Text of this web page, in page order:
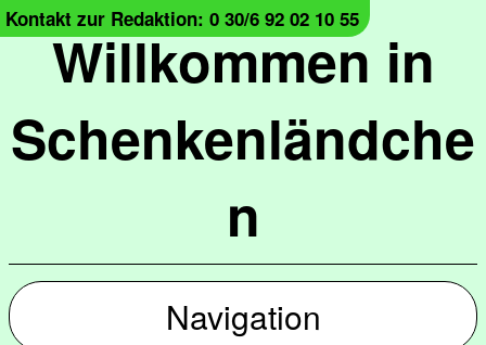
Willkommen in
Schenkenländche
n
Kontakt zur Redaktion: 0 30/6 92 02 10 55
Navigation